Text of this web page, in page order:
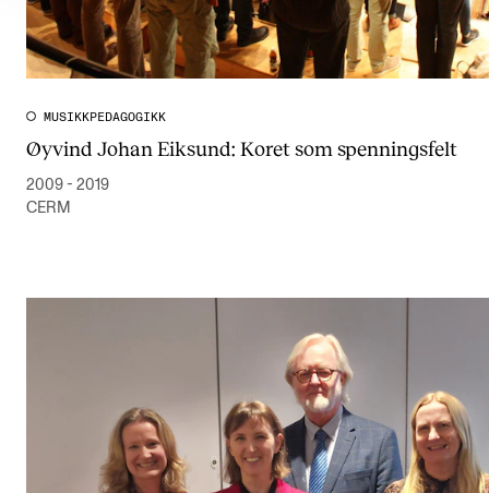
MUSIKKPEDAGOGIKK
Øyvind Johan Eiksund: Koret som spenningsfelt
2009 - 2019
CERM